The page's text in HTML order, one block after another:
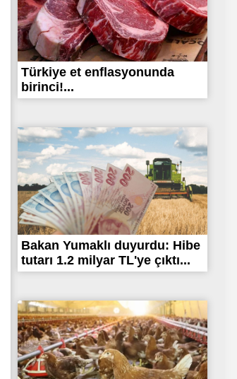
Türkiye et enflasyonunda
birinci!...
Bakan Yumaklı duyurdu: Hibe
tutarı 1.2 milyar TL'ye çıktı...